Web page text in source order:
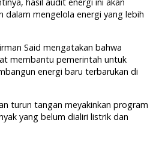
hasil audit energi ini akan
mengelola energi yang lebih
Said mengatakan bahwa
membantu pemerintah untuk
energi baru terbarukan di
turun tangan meyakinkan program
yang belum dialiri listrik dan